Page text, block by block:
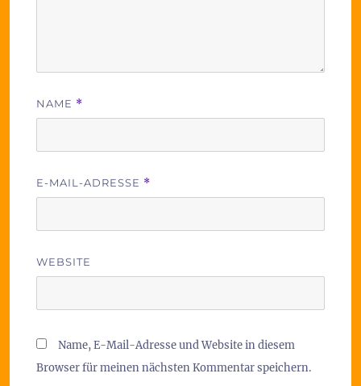
NAME *
E-MAIL-ADRESSE *
WEBSITE
Name, E-Mail-Adresse und Website in diesem
Browser für meinen nächsten Kommentar speichern.